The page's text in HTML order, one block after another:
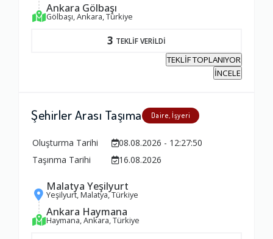
Ankara Gölbaşı
Gölbaşı, Ankara, Türkiye
3 TEKLİF VERİLDİ
TEKLİF TOPLANIYOR
İNCELE
Şehirler Arası Taşıma Daire, İşyeri
Oluşturma Tarihi
08.08.2026 - 12:27:50
Taşınma Tarihi
16.08.2026
Malatya Yeşilyurt
Yeşilyurt, Malatya, Türkiye
Ankara Haymana
Haymana, Ankara, Türkiye